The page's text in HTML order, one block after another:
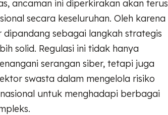
ancaman ini diperkirakan akan terus
secara keseluruhan. Oleh karena
dipandang sebagai langkah strategis
solid. Regulasi ini tidak hanya
serangan siber, tetapi juga
swasta dalam mengelola risiko
untuk menghadapi berbagai